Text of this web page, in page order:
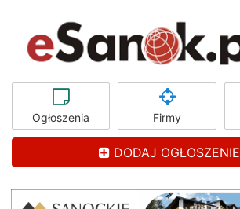
Ogłoszenia Firmy
DODAJ OGŁOSZENIE